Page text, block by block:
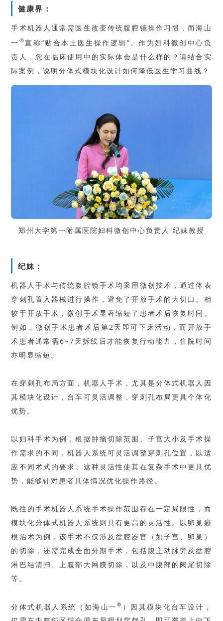
健康界：
手术机器人通常需医生改变传统腹腔镜操作习惯，而海山
一 ®宣称“贴合本土医生操作逻辑”。作为妇科微创中心负
责人，您在临床使用中的实际体会是什么样的？请结合实
际案例，说明分体式模块化设计如何降低医生学习曲线？
郑州大学第一附属医院妇科微创中心负责人 纪妹教授
纪妹：
机器人手术与传统腹腔镜手术均采用微创技术，通过体表
穿刺孔置入器械进行操作，避免了开放手术的大切口。相
较于开放手术，微创手术显著缩短了患者术后恢复时间。
例如，微创手术患者术后第2天即可下床活动，而开放手
术患者通常需6~7天拆线后才能恢复行动能力，住院时间
亦明显缩短。
在穿刺孔布局方面，机器人手术，尤其是分体式机器人因
其模块化设计，台车可灵活调整，穿刺孔布局更具个体化
优势。
以妇科手术为例，根据肿瘤切除范围、子宫大小及手术操
作需求的不同，机器人系统可灵活调整穿刺孔位置，以适
应不同术式的要求。这种灵活性使其在复杂手术中更具优
势，能够针对患者具体情况优化操作路径。
既往的手术机器人系统手术操作范围存在一定局限性，而
模块化分体式机器人系统则具有更高的灵活性。以卵巢癌
根治术为例，该手术不仅涉及盆腔器官（如子宫、卵巢）
的切除，还需完成全面分期手术，包括腹主动脉旁及盆腔
淋巴结清扫、上腹部大网膜切除，以及中腹部的阑尾切除
等。
分体式机器人系统（如海山一® ）因其模块化台车设计，